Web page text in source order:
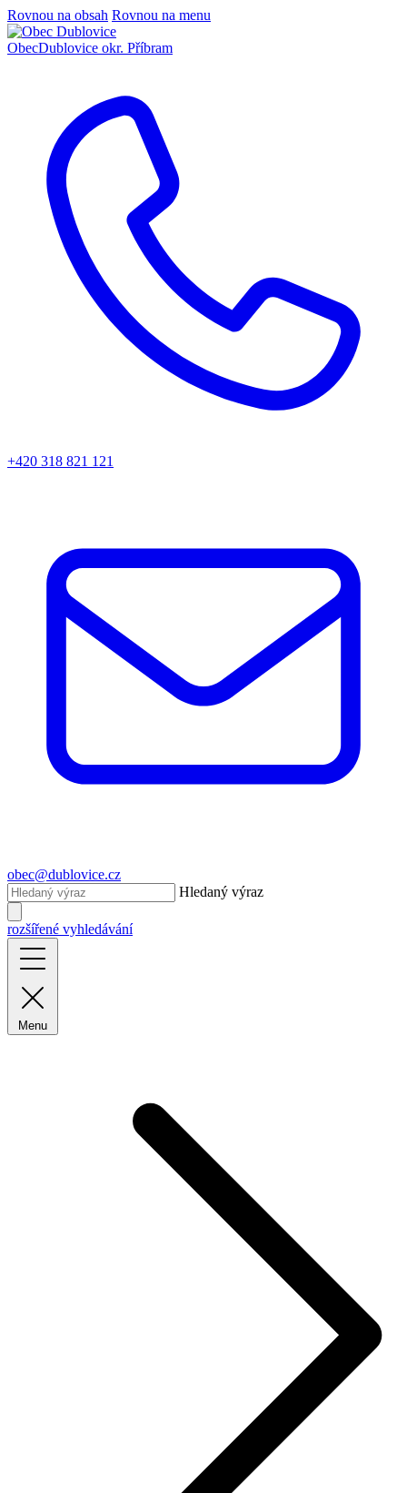
Rovnou na obsah Rovnou na menu
ObecDublovice okr. Příbram
+420 318 821 121
obec@dublovice.cz
Hledaný výraz
rozšířené vyhledávání
Menu